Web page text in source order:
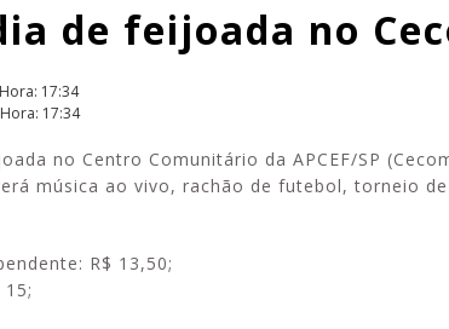
de feijoada no
17:34
17:34
no Centro Comunitário da APCEF/SP
música ao vivo, rachão de futebol, torneio
R$ 13,50;